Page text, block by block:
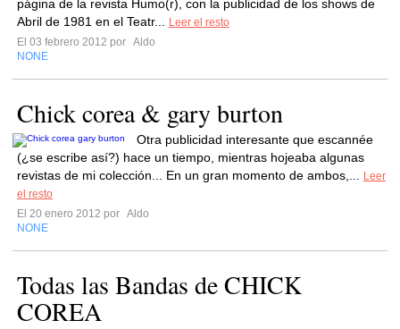
página de la revista Humo(r), con la publicidad de los shows de
Abril de 1981 en el Teatr...
Leer el resto
El 03 febrero 2012 por Aldo
NONE
Chick corea & gary burton
Otra publicidad interesante que escannée
(¿se escribe así?) hace un tiempo, mientras hojeaba algunas
revistas de mi colección... En un gran momento de ambos,...
Leer
el resto
El 20 enero 2012 por Aldo
NONE
Todas las Bandas de CHICK
COREA